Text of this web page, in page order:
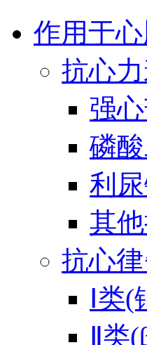
作用于
抗心
强
磷
利
其
抗心
Ⅰ类
Ⅱ类